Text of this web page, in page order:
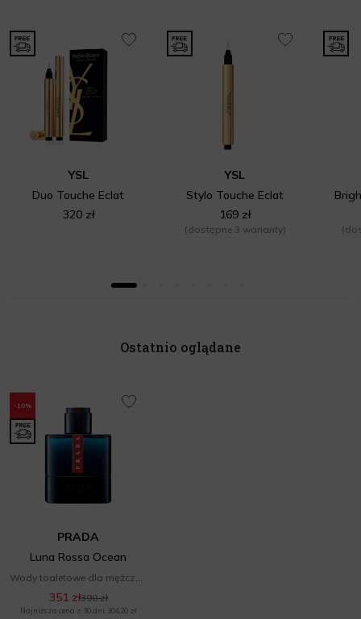
YSL
Duo Touche Eclat
320 zł
YSL
Stylo Touche Eclat
169 zł
(dostępne 3 warianty)
Ostatnio oglądane
-10%
PRADA
Luna Rossa Ocean
351 zł390 zł
Najniższa cena z 30 dni: 304,20 zł